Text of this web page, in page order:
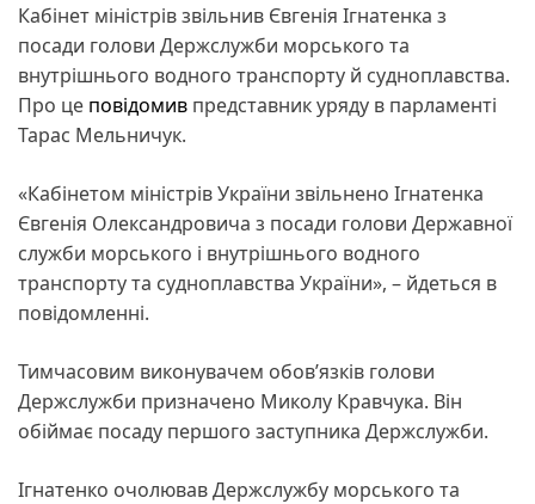
Кабінет міністрів звільнив Євгенія Ігнатенка з
посади голови Держслужби морського та
внутрішнього водного транспорту й судноплавства.
Про це повідомив представник уряду в парламенті
Тарас Мельничук.
«Кабінетом міністрів України звільнено Ігнатенка
Євгенія Олександровича з посади голови Державної
служби морського і внутрішнього водного
транспорту та судноплавства України», – йдеться в
повідомленні.
Тимчасовим виконувачем обов’язків голови
Держслужби призначено Миколу Кравчука. Він
обіймає посаду першого заступника Держслужби.
Ігнатенко очолював Держслужбу морського та